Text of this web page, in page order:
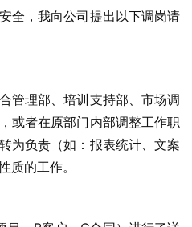
全，我向公司提出以下调岗请
管理部、培训支持部、市场调
或者在原部门内部调整工作职
为负责（如：报表统计、文案
质的工作。